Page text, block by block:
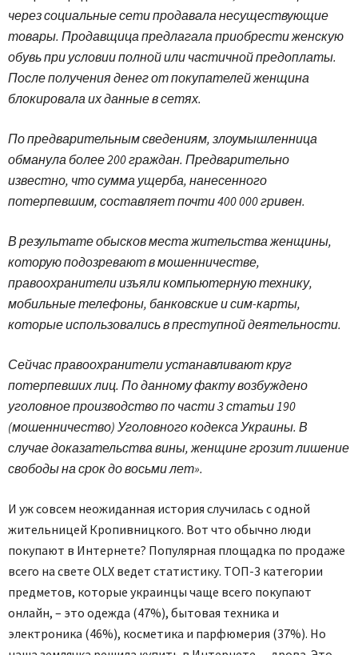
через социальные сети продавала несуществующие
товары. Продавщица предлагала приобрести женскую
обувь при условии полной или частичной предоплаты.
После получения денег от покупателей женщина
блокировала их данные в сетях.
По предварительным сведениям, злоумышленница
обманула более 200 граждан. Предварительно
известно, что сумма ущерба, нанесенного
потерпевшим, составляет почти 400 000 гривен.
В результате обысков места жительства женщины,
которую подозревают в мошенничестве,
правоохранители изъяли компьютерную технику,
мобильные телефоны, банковские и сим-карты,
которые использовались в преступной деятельности.
Сейчас правоохранители устанавливают круг
потерпевших лиц. По данному факту возбуждено
уголовное производство по части 3 статьи 190
(мошенничество) Уголовного кодекса Украины. В
случае доказательства вины, женщине грозит лишение
свободы на срок до восьми лет».
И уж совсем неожиданная история случилась с одной
жительницей Кропивницкого. Вот что обычно люди
покупают в Интернете? Популярная площадка по продаже
всего на свете OLX ведет статистику. ТОП-3 категории
предметов, которые украинцы чаще всего покупают
онлайн, – это одежда (47%), бытовая техника и
электроника (46%), косметика и парфюмерия (37%). Но